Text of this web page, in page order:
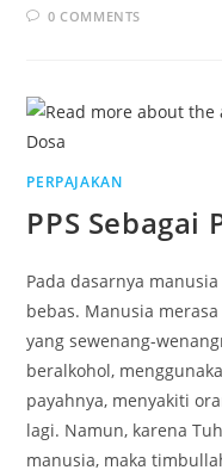
0 COMMENTS
PERPAJAKAN
PPS Sebagai
Pada dasarnya
bebas. Manusia
yang sewenang-
beralkohol,
payahnya, menyakiti
lagi. Namun, karena
manusia, maka